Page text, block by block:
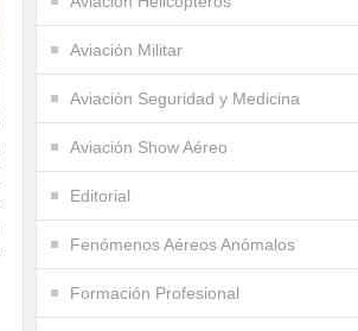
Aviación Militar
Aviación Seguridad y Medicina
Aviación Show Aéreo
Editorial
Fenómenos Aéreos Anómalos
Formación Profesional